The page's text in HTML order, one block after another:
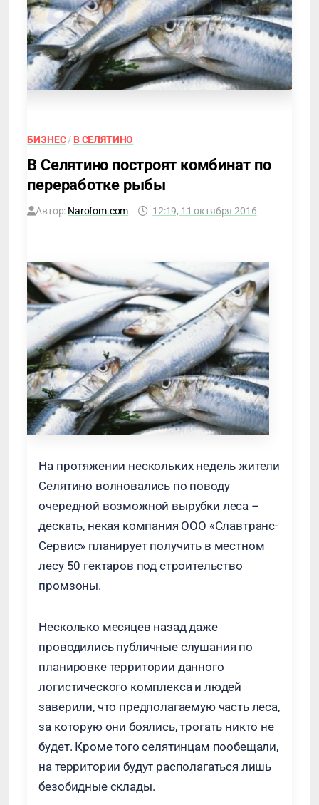
БИЗНЕС/ В СЕЛЯТИНО
В Селятино построят комбинат по
переработке рыбы
Автор: Narofom.com 12:19, 11 октября 2016
На протяжении нескольких недель жители
Селятино волновались по поводу
очередной возможной вырубки леса –
дескать, некая компания ООО «Славтранс-
Сервис» планирует получить в местном
лесу 50 гектаров под строительство
промзоны.
Несколько месяцев назад даже
проводились публичные слушания по
планировке территории данного
логистического комплекса и людей
заверили, что предполагаемую часть леса,
за которую они боялись, трогать никто не
будет. Кроме того селятинцам пообещали,
на территории будут располагаться лишь
безобидные склады.